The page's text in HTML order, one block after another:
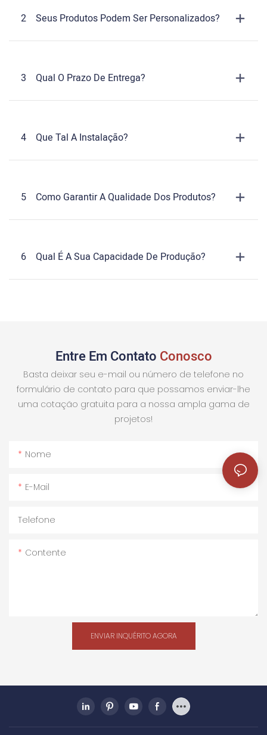
2 Seus Produtos Podem Ser Personalizados?
3 Qual O Prazo De Entrega?
4 Que Tal A Instalação?
5 Como Garantir A Qualidade Dos Produtos?
6 Qual É A Sua Capacidade De Produção?
Entre Em Contato Conosco
Basta deixar seu e-mail ou número de telefone no
formulário de contato para que possamos enviar-lhe
uma cotação gratuita para a nossa ampla gama de
projetos!
Nome
E-Mail
Telefone
Contente
ENVIAR INQUÉRITO AGORA